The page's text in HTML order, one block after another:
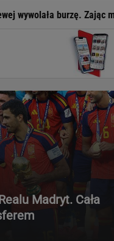
burzę. Zając ma jasne
Madryt. Cała